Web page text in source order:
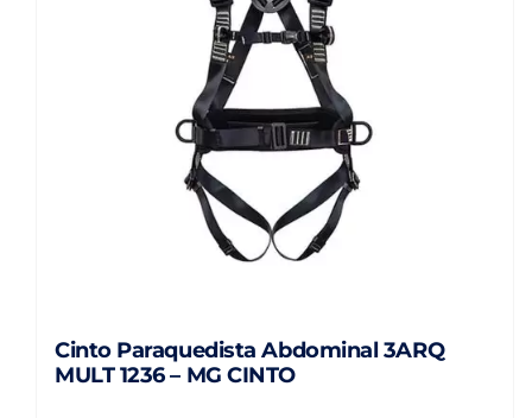
Cinto Paraquedista Abdominal 3ARQ
MULT 1236 – MG CINTO